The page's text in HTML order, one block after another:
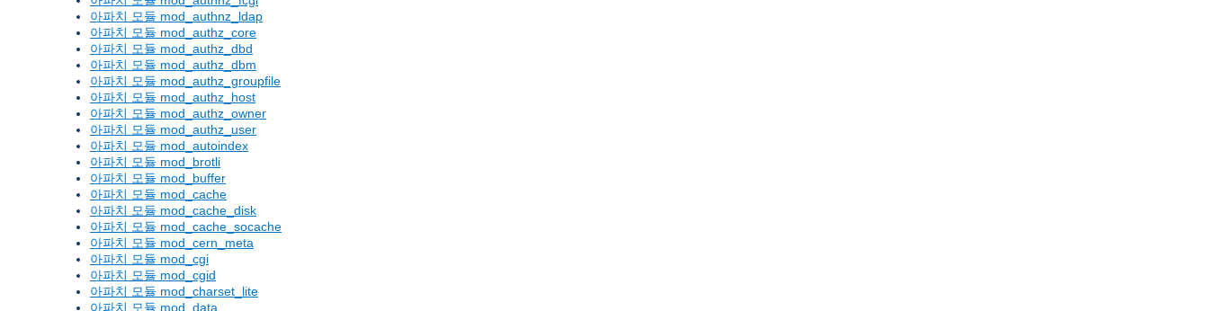
아파치 모듈 mod_authnz_ldap
아파치 모듈 mod_authz_core
아파치 모듈 mod_authz_dbd
아파치 모듈 mod_authz_dbm
아파치 모듈 mod_authz_groupfile
아파치 모듈 mod_authz_host
아파치 모듈 mod_authz_owner
아파치 모듈 mod_authz_user
아파치 모듈 mod_autoindex
아파치 모듈 mod_brotli
아파치 모듈 mod_buffer
아파치 모듈 mod_cache
아파치 모듈 mod_cache_disk
아파치 모듈 mod_cache_socache
아파치 모듈 mod_cern_meta
아파치 모듈 mod_cgi
아파치 모듈 mod_cgid
아파치 모듈 mod_charset_lite
아파치 모듈 mod_data